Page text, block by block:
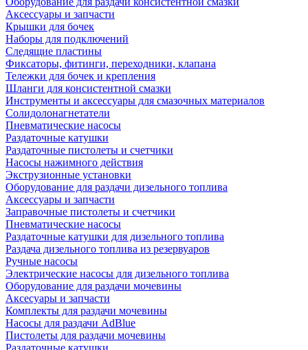
Аксессуары и запчасти
Крышки для бочек
Наборы для подключений
Следящие пластины
Фиксаторы, фитинги, переходники, клапана
Тележки для бочек и крепления
Шланги для консистентной смазки
Инструменты и аксессуары для смазочных материалов
Солидолонагнетатели
Пневматические насосы
Раздаточные катушки
Раздаточные пистолеты и счетчики
Насосы нажимного действия
Экструзионные установки
Оборудование для раздачи дизельного топлива
Аксессуары и запчасти
Заправочные пистолеты и счетчики
Пневматические насосы
Раздаточные катушки для дизельного топлива
Раздача дизельного топлива из резервуаров
Ручные насосы
Электрические насосы для дизельного топлива
Оборудование для раздачи мочевины
Аксесуары и запчасти
Комплекты для раздачи мочевины
Насосы для раздачи AdBlue
Пистолеты для раздачи мочевины
Раздаточные катушки